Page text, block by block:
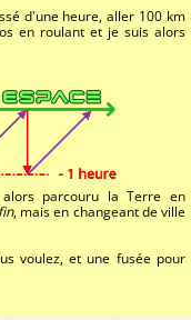
d'une heure, aller 100 km
en roulant et je suis alors
alors parcouru la Terre en
, mais en changeant de ville
voulez, et une fusée pour